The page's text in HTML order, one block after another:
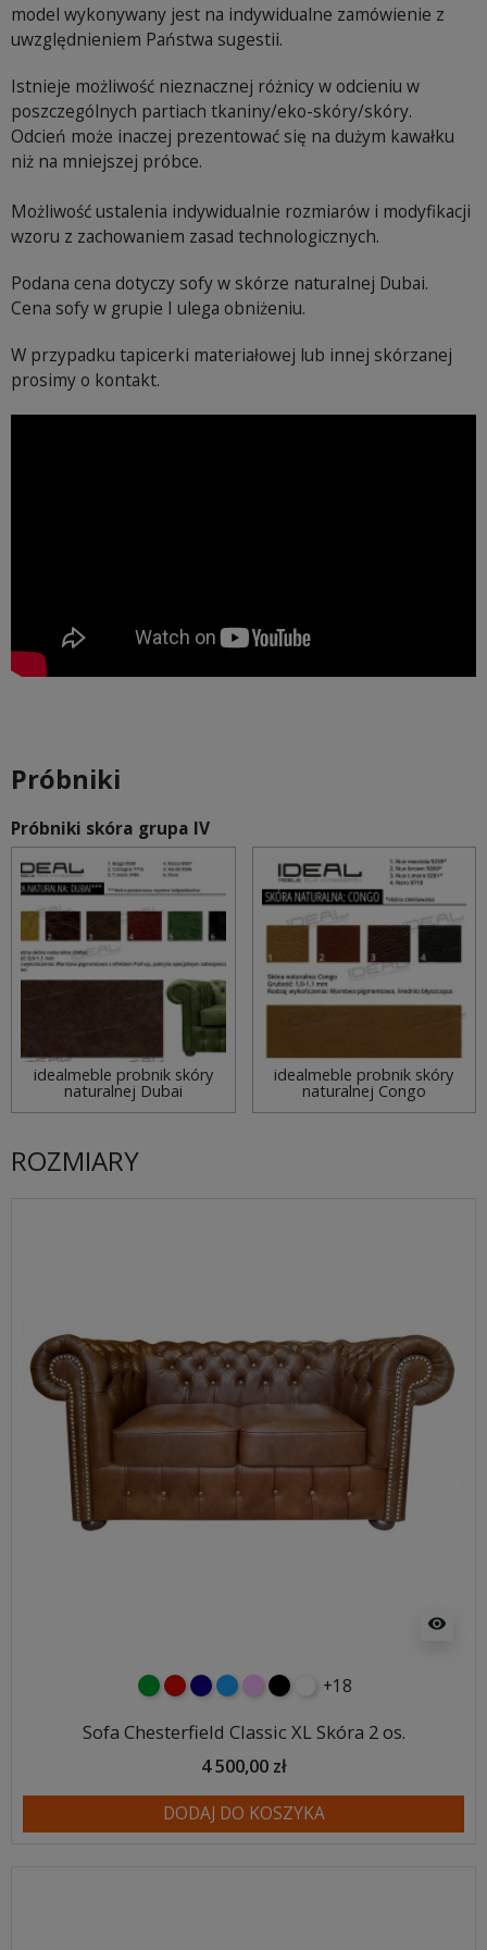
model wykonywany jest na indywidualne zamówienie z
uwzględnieniem Państwa sugestii.
Istnieje możliwość nieznacznej różnicy w odcieniu w
poszczególnych partiach tkaniny/eko-skóry/skóry.
Odcień może inaczej prezentować się na dużym kawałku
niż na mniejszej próbce.
Możliwość ustalenia indywidualnie rozmiarów i modyfikacji
wzoru z zachowaniem zasad technologicznych.
Podana cena dotyczy sofy w skórze naturalnej Dubai.
Cena sofy w grupie I ulega obniżeniu.
W przypadku tapicerki materiałowej lub innej skórzanej
prosimy o kontakt.
Próbniki
Próbniki skóra grupa IV
idealmeble probnik skóry
naturalnej Dubai
idealmeble probnik skóry
naturalnej Congo
ROZMIARY
visibility
zielonyczerwony
granatowy
niebieski
różowyczarnybiały+18
Sofa Chesterfield Classic XL Skóra 2 os.
4 500,00 zł
DODAJ DO KOSZYKA